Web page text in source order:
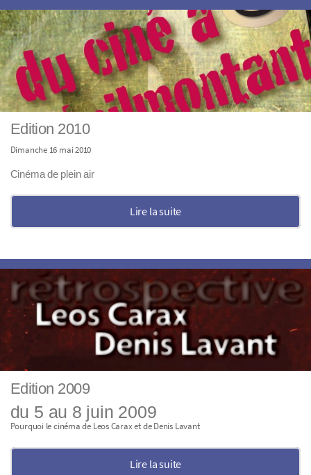
Edition 2010
Dimanche 16 mai 2010
Cinéma de plein air
Lire la suite
Edition 2009
du 5 au 8 juin 2009
Pourquoi le cinéma de Leos Carax et de Denis Lavant
Lire la suite